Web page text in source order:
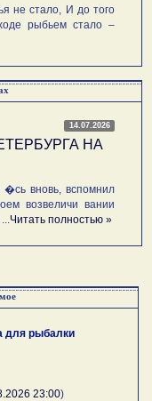
не стало, И до того
рыбьем стало –
14.07.2026
НА
вновь, вспомнил
возвеличи вании
Читать полностью »
для рыбалки
23:00)